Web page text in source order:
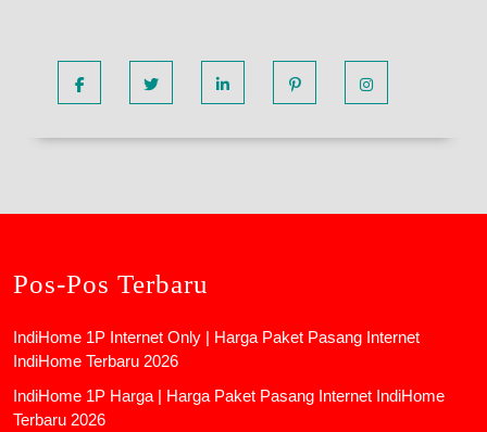
Pos-Pos Terbaru
IndiHome 1P Internet Only | Harga Paket Pasang Internet
IndiHome Terbaru 2026
IndiHome 1P Harga | Harga Paket Pasang Internet IndiHome
Terbaru 2026